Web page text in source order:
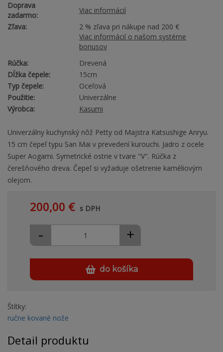
Doprava
zadarmo:
Viac informácií
Zľava:
2 % zľava pri nákupe nad 200 €
Viac informácií o našom systéme
bonusov
Rúčka:
Drevená
Dĺžka čepele:
15cm
Typ čepele:
Oceľová
Použitie:
Univerzálne
Výrobca:
Kasumi
Univerzálny kuchynský nôž Petty od Majstra Katsushige Anryu.
15 cm čepeľ typu San Mai v prevedení kurouchi. Jadro z ocele
Super Aogami. Symetrické ostrie v tvare "V". Rúčka z
čerešňového dreva. Čepeľ si vyžaduje ošetrenie kaméliovým
olejom.
200,00 € s DPH
+
-
do košíka
Štítky:
ručne kované nože
Detail produktu